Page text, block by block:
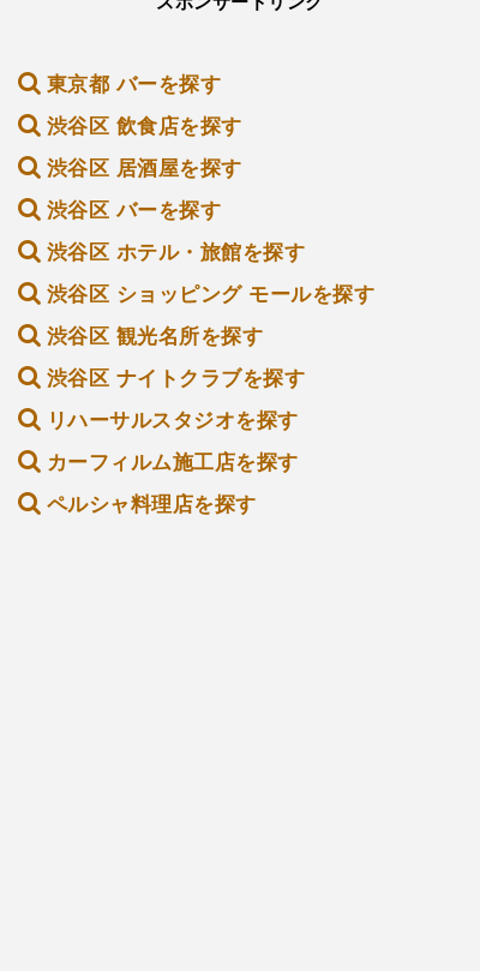
東京都 バーを探す
渋谷区 飲食店を探す
渋谷区 居酒屋を探す
渋谷区 バーを探す
渋谷区 ホテル・旅館を探す
渋谷区 ショッピング モールを探す
渋谷区 観光名所を探す
渋谷区 ナイトクラブを探す
リハーサルスタジオを探す
カーフィルム施工店を探す
ペルシャ料理店を探す